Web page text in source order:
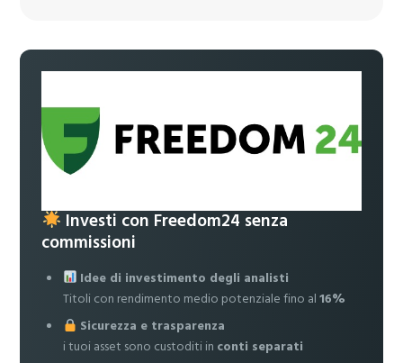
Investi con Freedom24 senza
commissioni
Idee di investimento degli analisti
Titoli con rendimento medio potenziale fino al16%
Sicurezza e trasparenza
i tuoi asset sono custoditi in conti separati